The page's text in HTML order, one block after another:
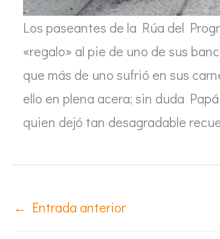
Los paseantes de la Rúa del
«regalo» al pie de uno de sus
que más de uno sufrió en sus
ello en plena acera; sin duda
quien dejó tan desagradable
← Entrada anterior